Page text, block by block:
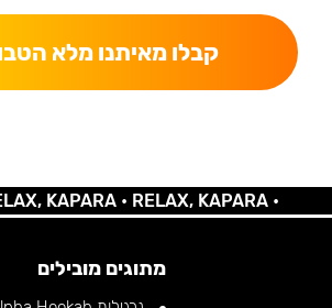
קבלו מאיתנו מלא
•RELAX, KAPARA •
מתוגים מובילים